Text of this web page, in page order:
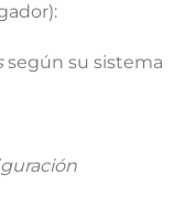
según su sistema